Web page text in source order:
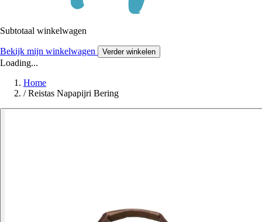
Subtotaal winkelwagen
Bekijk mijn winkelwagen Verder winkelen
Loading...
Home
/ Reistas Napapijri Bering